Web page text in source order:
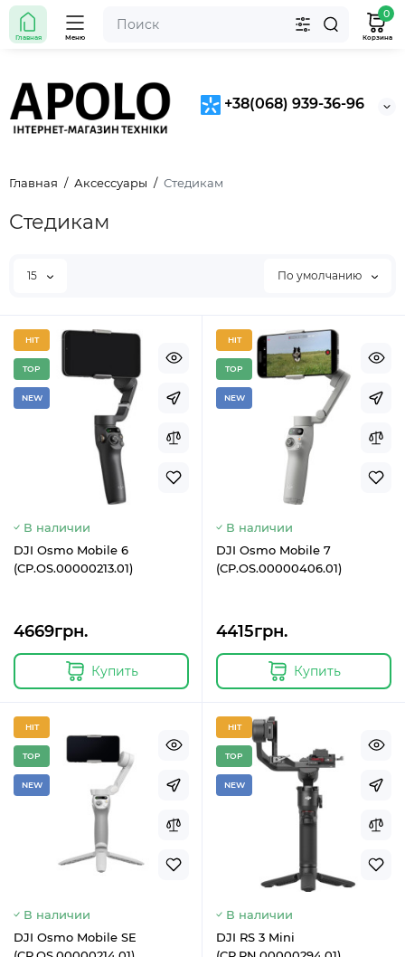
+38(068) 939-36-96
Главная Меню
0
Корзина
Главная Аксессуары Стедикам
Стедикам
15 По умолчанию
HIT
TOP
NEW
В наличии
DJI Osmo Mobile 6
(CP.OS.00000213.01)
4669грн.
Купить
HIT
TOP
NEW
В наличии
DJI Osmo Mobile 7
(CP.OS.00000406.01)
4415грн.
Купить
HIT
TOP
NEW
В наличии
DJI Osmo Mobile SE
HIT
TOP
NEW
В наличии
DJI RS 3 Mini